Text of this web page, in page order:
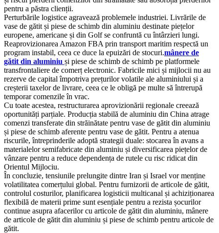
pentru a păstra clienții.
Perturbările logistice agravează problemele industriei. Livrările de
vase de gătit și piese de schimb din aluminiu destinate piețelor
europene, americane și din Golf se confruntă cu întârzieri lungi.
Reaprovizionarea Amazon FBA prin transport maritim respectă un
program instabil, ceea ce duce la epuizări de stocuri.mânere de
gătit din aluminiu și piese de schimb de schimb pe platformele
transfrontaliere de comerț electronic. Fabricile mici și mijlocii nu au
rezerve de capital împotriva prețurilor volatile ale aluminiului și a
creșterii taxelor de livrare, ceea ce le obligă pe multe să întrerupă
temporar comenzile în vrac.
Cu toate acestea, restructurarea aprovizionării regionale creează
oportunități parțiale. Producția stabilă de aluminiu din China atrage
comenzi transferate din străinătate pentru vase de gătit din aluminiu
și piese de schimb aferente pentru vase de gătit. Pentru a atenua
riscurile, întreprinderile adoptă strategii duale: stocarea în avans a
materialelor semifabricate din aluminiu și diversificarea piețelor de
vânzare pentru a reduce dependența de rutele cu risc ridicat din
Orientul Mijlociu.
În concluzie, tensiunile prelungite dintre Iran și Israel vor menține
volatilitatea comerțului global. Pentru furnizorii de articole de gătit,
controlul costurilor, planificarea logisticii multicanal și achiziționarea
flexibilă de materii prime sunt esențiale pentru a rezista șocurilor
continue asupra afacerilor cu articole de gătit din aluminiu, mânere
de articole de gătit din aluminiu și piese de schimb pentru articole de
gătit.